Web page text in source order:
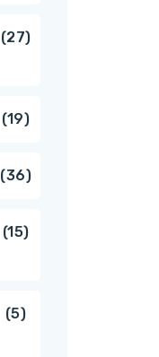
2727
1919
producten
3636
producten
1515
55